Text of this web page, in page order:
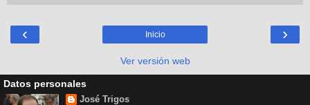
‹ ›
Inicio
Ver versión web
Datos personales
José Trigos